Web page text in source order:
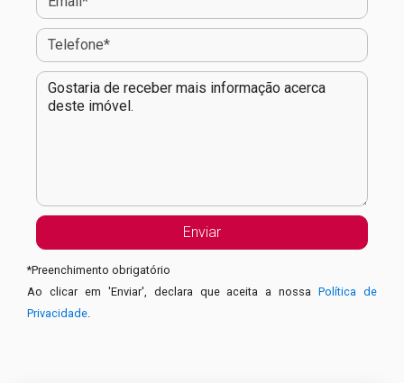
*Preenchimento obrigatório
Ao clicar em 'Enviar', declara que aceita a nossaPolítica de
Privacidade